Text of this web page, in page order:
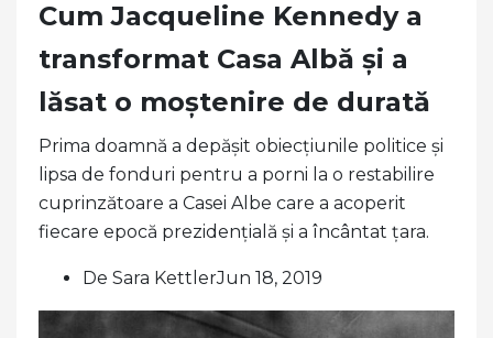
Cum Jacqueline Kennedy a
transformat Casa Albă și a
lăsat o moștenire de durată
Prima doamnă a depășit obiecțiunile politice și
lipsa de fonduri pentru a porni la o restabilire
cuprinzătoare a Casei Albe care a acoperit
fiecare epocă prezidențială și a încântat țara.
De Sara KettlerJun 18, 2019